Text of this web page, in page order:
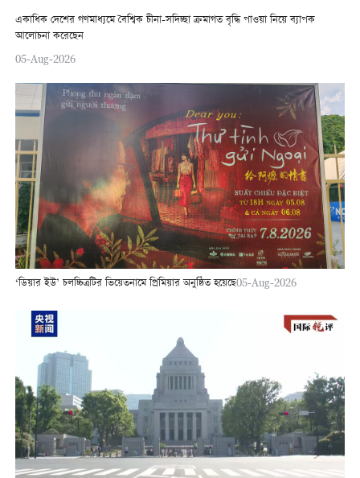
একাধিক দেশের গণমাধ্যমে বৈশ্বিক চীনা-সদিচ্ছা ক্রমাগত বৃদ্ধি পাওয়া নিয়ে ব্যাপক
আলোচনা করেছেন
05-Aug-2026
‘ডিয়ার ইউ’ চলচ্চিত্রটির ভিয়েতনামে প্রিমিয়ার অনুষ্ঠিত হয়েছে05-Aug-2026